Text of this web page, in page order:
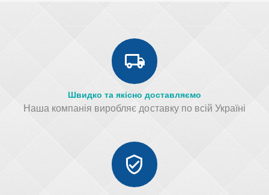
Швидко та якісно доставляємо
Наша компанія виробляє доставку по всій Україні